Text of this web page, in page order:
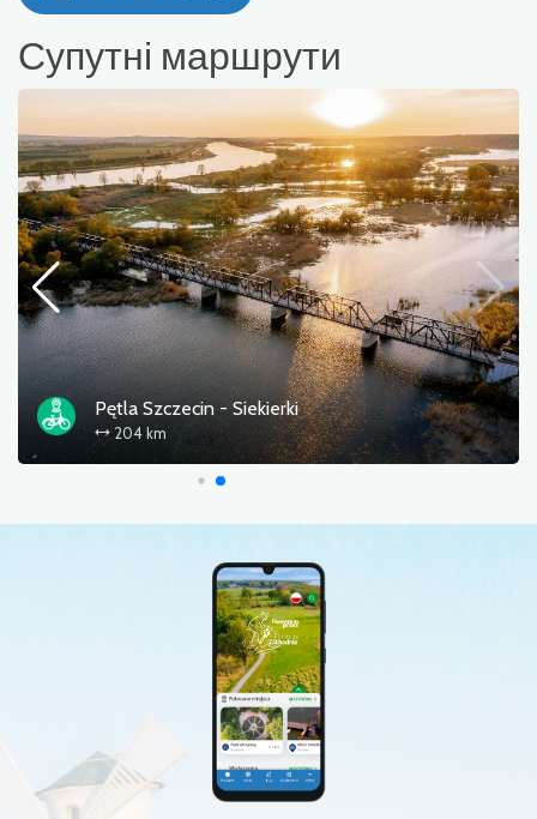
Супутні маршрути
Pętla Szczecin - Siekierki
204 km